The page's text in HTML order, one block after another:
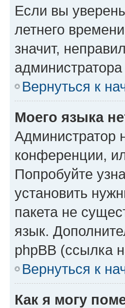
Если вы
летнего
значит,
Вернуться к
Моего языка
Администратор
конференции,
Попробуйте
установить
пакета не
язык.
phpBB (ссылка
Вернуться к
Как я могу